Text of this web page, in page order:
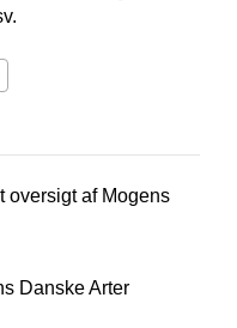
oversigt af Mogens
Danske Arter